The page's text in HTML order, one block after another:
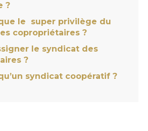
?
le super privilège du
copropriétaires ?
le syndicat des
?
syndicat coopératif ?